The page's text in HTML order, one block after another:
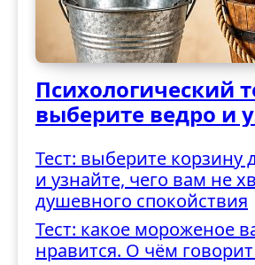
Психологический
выберите ведро и
трудностями
Тест: выберите корзину
и узнайте, чего вам не
душевного спокойствия
Тест: какое мороженое
нравится. О чём